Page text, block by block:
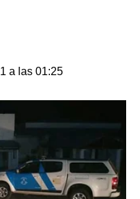
a las 01:25